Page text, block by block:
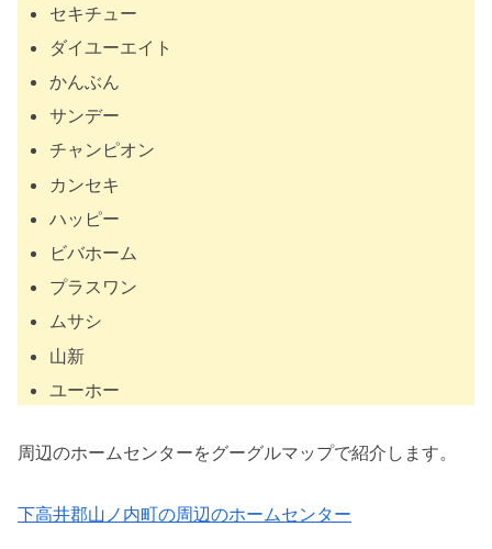
セキチュー
ダイユーエイト
かんぶん
サンデー
チャンピオン
カンセキ
ハッピー
ビバホーム
プラスワン
ムサシ
山新
ユーホー
周辺のホームセンターをグーグルマップで紹介します。
下高井郡山ノ内町の周辺のホームセンター